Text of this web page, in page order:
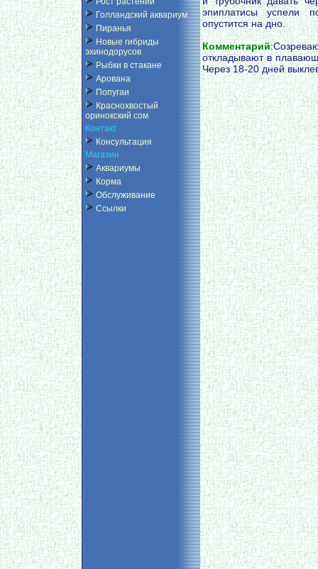
Голландский аквариум
Пиранья
Новые гибриды
эхинодорусов
Рыбки в стакане
Арована
Попугаи
Краснохвостый
оринокский сом
Контакт
Консультация
Магазин
Аквариумы
Корма
Обслуживание
Ссылки
эпиплатисы успели
опустится на дно.
Комментарий
откладывают в
Через 18-20 дней